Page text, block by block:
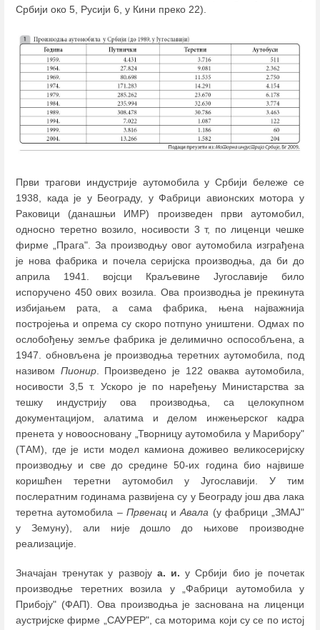
Србији око 5, Русији 6, у Кини преко 22).
Први трагови индустрије аутомобила у Србији бележе се
1938, када је у Београду, у Фабрици авионских мотора у
Раковици (данашњи ИМР) произведен први аутомобил,
односно теретно возило, носивости 3 т, по лиценци чешке
фирме „Прага". За производњу овог аутомобила изграђена
је нова фабрика и почела серијска производња, да би до
априла 1941. војсци Краљевине Југославије било
испоручено 450 ових возила. Ова производња је прекинута
избијањем рата, а сама фабрика, њена најважнија
постројења и опрема су скоро потпуно уништени. Одмах по
ослобођењу земље фабрика је делимично оспособљена, а
1947. обновљена је производња теретних аутомобила, под
називом Пионир. Произведено је 122 оваква аутомобила,
носивости 3,5 т. Ускоро је по наређењу Министарства за
тешку индустрију ова производња, са целокупном
документацијом, алатима и делом инжењерског кадра
пренета у новоосновану „Творницу аутомобила у Марибору"
(ТАМ), где је исти модел камиона доживео великосеријску
производњу и све до средине 50-их година био највише
коришћен теретни аутомобил у Југославији. У тим
послератним годинама развијена су у Београду још два лака
теретна аутомобила ‒ ПрвенациАвала (у фабрици „ЗМАЈ"
у Земуну), али није дошло до њихове производне
реализације.
Значајан тренутак у развоју а. и. у Србији био је почетак
производње теретних возила у „Фабрици аутомобила у
Прибоју" (ФАП). Ова производња је заснована на лиценци
аустријске фирме „САУРЕР", са моторима који су се по истој